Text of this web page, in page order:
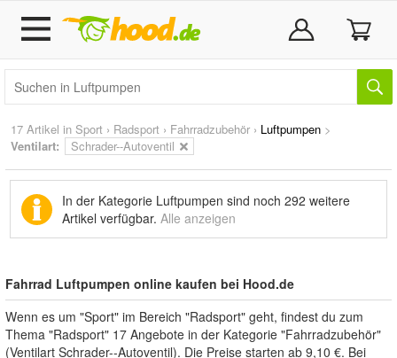
17 Artikel in Sport › Radsport › Fahrradzubehör › Luftpumpen >
Ventilart:
Schrader--Autoventil
In der Kategorie Luftpumpen sind noch 292 weitere
Artikel verfügbar. Alle anzeigen
Fahrrad Luftpumpen online kaufen bei Hood.de
Wenn es um "Sport" im Bereich "Radsport" geht, findest du zum
Thema "Radsport" 17 Angebote in der Kategorie "Fahrradzubehör"
(Ventilart Schrader--Autoventil). Die Preise starten ab 9,10 €. Bei